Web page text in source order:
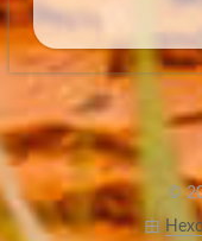
©
由